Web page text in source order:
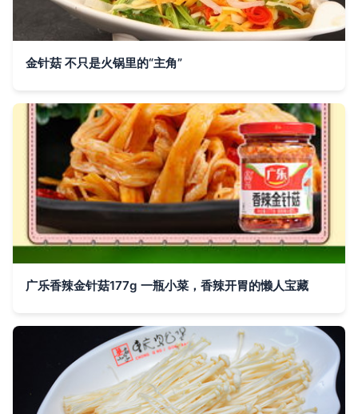
金针菇 不只是火锅里的“主角”
广乐香辣金针菇177g 一瓶小菜，香辣开胃的懒人宝藏